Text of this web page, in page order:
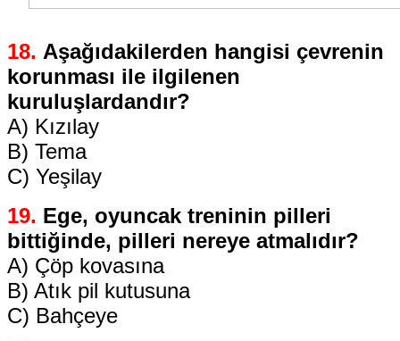
18. Aşağıdakilerden hangisi çevrenin
korunması ile ilgilenen
kuruluşlardandır?
A) Kızılay
B) Tema
C) Yeşilay
19. Ege, oyuncak treninin pilleri
bittiğinde, pilleri nereye atmalıdır?
A) Çöp kovasına
B) Atık pil kutusuna
C) Bahçeye